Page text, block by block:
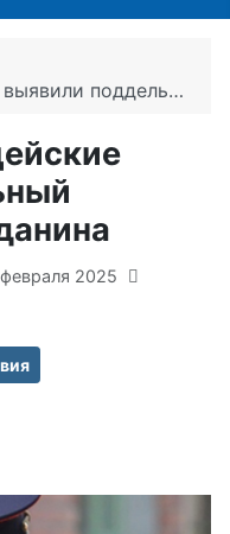
документ у гражданина
2025